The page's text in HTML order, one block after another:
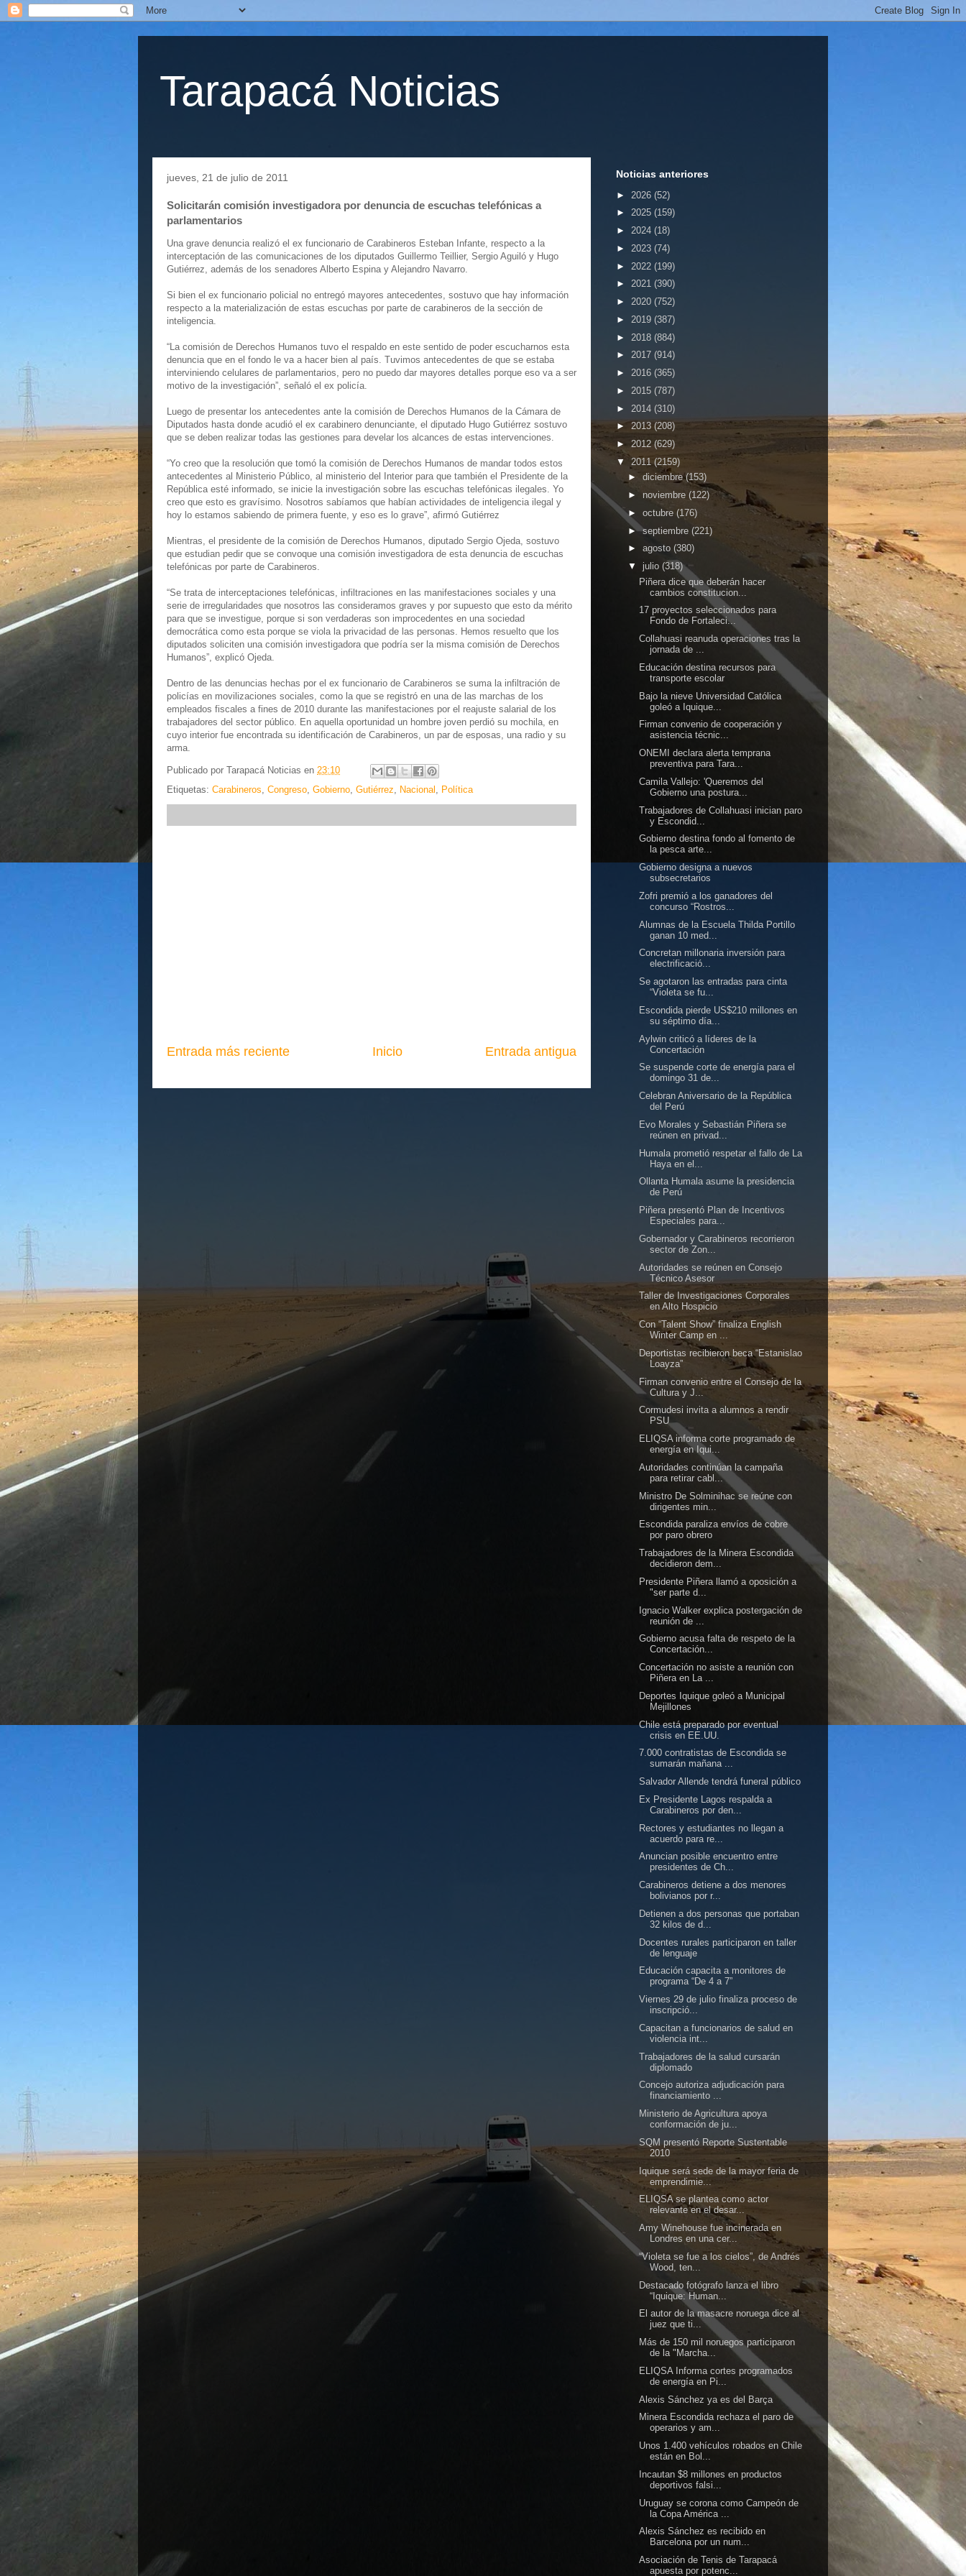
Tarapacá Noticias
jueves, 21 de julio de 2011
Solicitarán comisión investigadora por denuncia de escuchas telefónicas a
parlamentarios
Una grave denuncia realizó el ex funcionario de Carabineros Esteban Infante, respecto a la
interceptación de las comunicaciones de los diputados Guillermo Teillier, Sergio Aguiló y Hugo
Gutiérrez, además de los senadores Alberto Espina y Alejandro Navarro.
Si bien el ex funcionario policial no entregó mayores antecedentes, sostuvo que hay información
respecto a la materialización de estas escuchas por parte de carabineros de la sección de
inteligencia.
“La comisión de Derechos Humanos tuvo el respaldo en este sentido de poder escucharnos esta
denuncia que en el fondo le va a hacer bien al país. Tuvimos antecedentes de que se estaba
interviniendo celulares de parlamentarios, pero no puedo dar mayores detalles porque eso va a ser
motivo de la investigación”, señaló el ex policía.
Luego de presentar los antecedentes ante la comisión de Derechos Humanos de la Cámara de
Diputados hasta donde acudió el ex carabinero denunciante, el diputado Hugo Gutiérrez sostuvo
que se deben realizar todas las gestiones para develar los alcances de estas intervenciones.
“Yo creo que la resolución que tomó la comisión de Derechos Humanos de mandar todos estos
antecedentes al Ministerio Público, al ministerio del Interior para que también el Presidente de la
República esté informado, se inicie la investigación sobre las escuchas telefónicas ilegales. Yo
creo que esto es gravísimo. Nosotros sabíamos que habían actividades de inteligencia ilegal y
hoy lo estamos sabiendo de primera fuente, y eso es lo grave”, afirmó Gutiérrez
Mientras, el presidente de la comisión de Derechos Humanos, diputado Sergio Ojeda, sostuvo
que estudian pedir que se convoque una comisión investigadora de esta denuncia de escuchas
telefónicas por parte de Carabineros.
“Se trata de interceptaciones telefónicas, infiltraciones en las manifestaciones sociales y una
serie de irregularidades que nosotros las consideramos graves y por supuesto que esto da mérito
para que se investigue, porque si son verdaderas son improcedentes en una sociedad
democrática como esta porque se viola la privacidad de las personas. Hemos resuelto que los
diputados soliciten una comisión investigadora que podría ser la misma comisión de Derechos
Humanos”, explicó Ojeda.
Dentro de las denuncias hechas por el ex funcionario de Carabineros se suma la infiltración de
policías en movilizaciones sociales, como la que se registró en una de las marchas de los
empleados fiscales a fines de 2010 durante las manifestaciones por el reajuste salarial de los
trabajadores del sector público. En aquella oportunidad un hombre joven perdió su mochila, en
cuyo interior fue encontrada su identificación de Carabineros, un par de esposas, una radio y su
arma.
Publicado por Tarapacá Noticias en 23:10
Etiquetas: Carabineros, Congreso, Gobierno, Gutiérrez, Nacional , Política
Entrada más reciente Entrada antigua
Inicio
Noticias anteriores
► 2026 (52)
► 2025 (159)
► 2024 (18)
► 2023 (74)
► 2022 (199)
► 2021 (390)
► 2020 (752)
► 2019 (387)
► 2018 (884)
► 2017 (914)
► 2016 (365)
► 2015 (787)
► 2014 (310)
► 2013 (208)
► 2012 (629)
▼ 2011 (2159)
► diciembre(153)
► noviembre (122)
► octubre (176)
►septiembre (221)
► agosto (380)
▼ julio (318)
Piñera dice que deberán hacer
cambios constitucion...
17 proyectos seleccionados para
Fondo de Fortaleci...
Collahuasi reanuda operaciones tras la
jornada de ...
Educación destina recursos para
transporte escolar
Bajo la nieve Universidad Católica
goleó a Iquique...
Firman convenio de cooperación y
asistencia técnic...
ONEMI declara alerta temprana
preventiva para Tara...
Camila Vallejo: 'Queremos del
Gobierno una postura...
Trabajadores de Collahuasi inician paro
y Escondid...
Gobierno destina fondo al fomento de
la pesca arte...
Gobierno designa a nuevos
subsecretarios
Zofri premió a los ganadores del
concurso “Rostros...
Alumnas de la Escuela Thilda Portillo
ganan 10 med...
Concretan millonaria inversión para
electrificació...
Se agotaron las entradas para cinta
“Violeta se fu...
Escondida pierde US$210 millones en
su séptimo día...
Aylwin criticó a líderes de la
Concertación
Se suspende corte de energía para el
domingo 31 de...
Celebran Aniversario de la República
del Perú
Evo Morales y Sebastián Piñera se
reúnen en privad...
Humala prometió respetar el fallo de La
Haya en el...
Ollanta Humala asume la presidencia
de Perú
Piñera presentó Plan de Incentivos
Especiales para...
Gobernador y Carabineros recorrieron
sector de Zon...
Autoridades se reúnen en Consejo
Técnico Asesor
Taller de Investigaciones Corporales
en Alto Hospicio
Con “Talent Show” finaliza English
Winter Camp en ...
Deportistas recibieron beca “Estanislao
Loayza”
Firman convenio entre el Consejo de la
Cultura y J...
Cormudesi invita a alumnos a rendir
PSU
ELIQSA informa corte programado de
energía en Iqui...
Autoridades continúan la campaña
para retirar cabl...
Ministro De Solminihac se reúne con
dirigentes min...
Escondida paraliza envíos de cobre
por paro obrero
Trabajadores de la Minera Escondida
decidieron dem...
Presidente Piñera llamó a oposición a
"ser parte d...
Ignacio Walker explica postergación de
reunión de ...
Gobierno acusa falta de respeto de la
Concertación...
Concertación no asiste a reunión con
Piñera en La ...
Deportes Iquique goleó a Municipal
Mejillones
Chile está preparado por eventual
crisis en EE.UU.
7.000 contratistas de Escondida se
sumarán mañana ...
Salvador Allende tendrá funeral público
Ex Presidente Lagos respalda a
Carabineros por den...
Rectores y estudiantes no llegan a
acuerdo para re...
Anuncian posible encuentro entre
presidentes de Ch...
Carabineros detiene a dos menores
bolivianos por r...
Detienen a dos personas que portaban
32 kilos de d...
Docentes rurales participaron en taller
de lenguaje
Educación capacita a monitores de
programa “De 4 a 7”
Viernes 29 de julio finaliza proceso de
inscripció...
Capacitan a funcionarios de salud en
violencia int...
Trabajadores de la salud cursarán
diplomado
Concejo autoriza adjudicación para
financiamiento ...
Ministerio de Agricultura apoya
conformación de ju...
SQM presentó Reporte Sustentable
2010
Iquique será sede de la mayor feria de
emprendimie...
ELIQSA se plantea como actor
relevante en el desar...
Amy Winehouse fue incinerada en
Londres en una cer...
“Violeta se fue a los cielos”, de Andrés
Wood, ten...
Destacado fotógrafo lanza el libro
“Iquique: Human...
El autor de la masacre noruega dice al
juez que ti...
Más de 150 mil noruegos participaron
de la "Marcha...
ELIQSA Informa cortes programados
de energía en Pi...
Alexis Sánchez ya es del Barça
Minera Escondida rechaza el paro de
operarios y am...
Unos 1.400 vehículos robados en Chile
están en Bol...
Incautan $8 millones en productos
deportivos falsi...
Uruguay se corona como Campeón de
la Copa América ...
Alexis Sánchez es recibido en
Barcelona por un num...
Asociación de Tenis de Tarapacá
apuesta por potenc...